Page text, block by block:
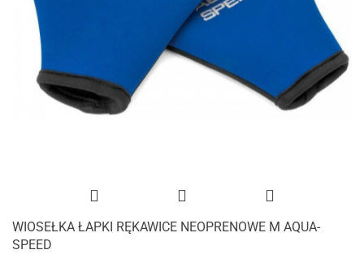
WIOSEŁKA ŁAPKI RĘKAWICE NEOPRENOWE M AQUA-
SPEED